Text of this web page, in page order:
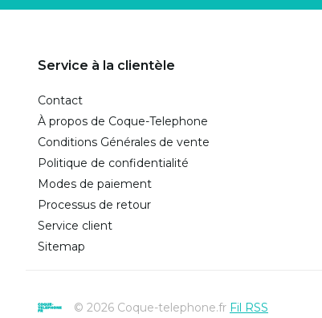
Service à la clientèle
Contact
À propos de Coque-Telephone
Conditions Générales de vente
Politique de confidentialité
Modes de paiement
Processus de retour
Service client
Sitemap
© 2026 Coque-telephone.fr Fil RSS